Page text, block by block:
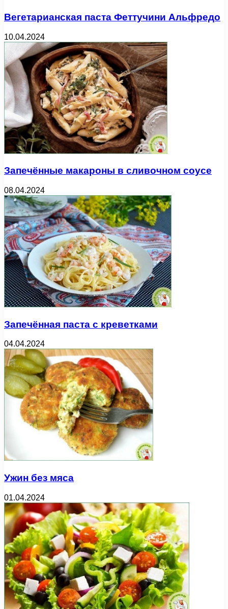
Вегетарианская паста Феттучини Альфредо
10.04.2024
Запечённые макароны в сливочном соусе
08.04.2024
Запечённая паста с креветками
04.04.2024
Ужин без мяса
01.04.2024